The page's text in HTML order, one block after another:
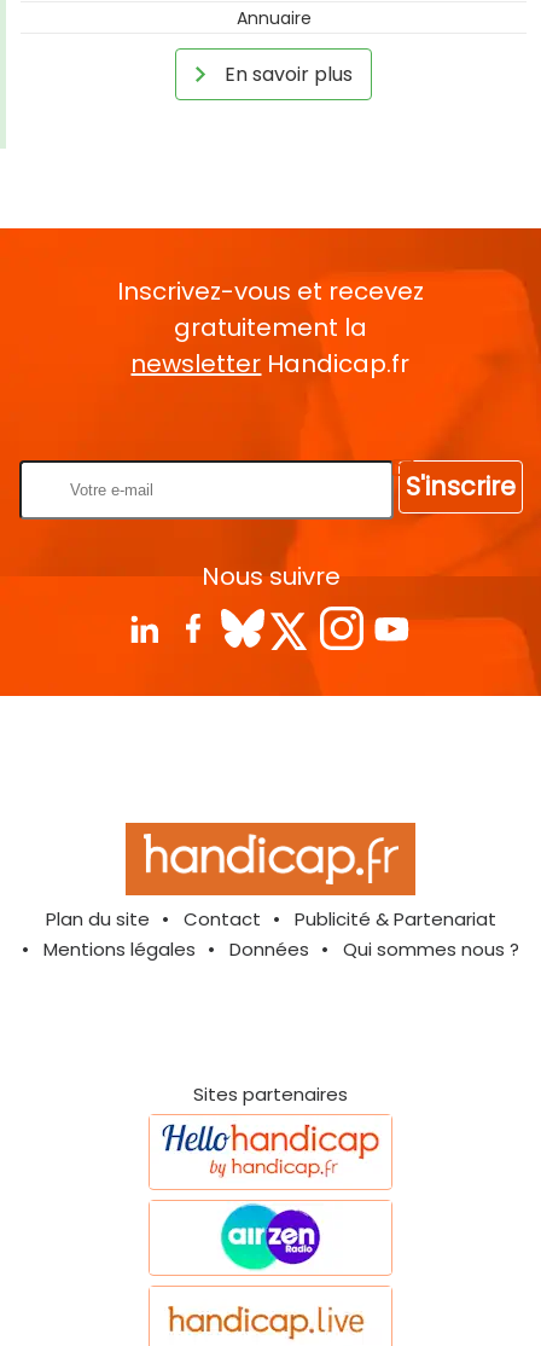
Annuaire
En savoir plus
Inscrivez-vous et recevez
gratuitement la
newsletter Handicap.fr
S'inscrire
Nous suivre
Plan du site Contact
Publicité & Partenariat
Mentions légales
Données Qui sommes nous ?
Sites partenaires